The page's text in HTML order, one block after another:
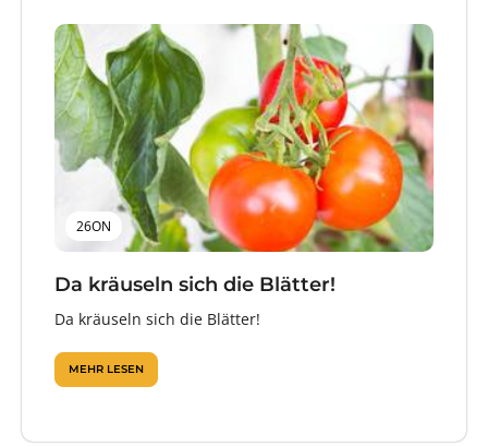
26ON
Da kräuseln sich die Blätter!
Da kräuseln sich die Blätter!
MEHR LESEN